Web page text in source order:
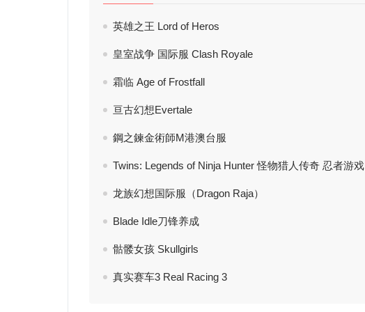
英雄之王 Lord of Heros
皇室战争 国际服 Clash Royale
霜临 Age of Frostfall
亘古幻想Evertale
鋼之鍊金術師M港澳台服
Twins: Legends of Ninja Hunter 怪物猎人传奇 忍者游戏
龙族幻想国际服（Dragon Raja）
Blade Idle刀锋养成
骷髅女孩 Skullgirls
真实赛车3 Real Racing 3